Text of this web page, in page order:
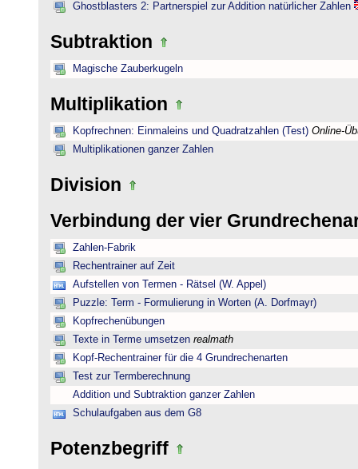
Ghostblasters 2: Partnerspiel zur Addition natürlicher Zahlen
Subtraktion
Magische Zauberkugeln
Multiplikation
Kopfrechnen: Einmaleins und Quadratzahlen (Test) Online-
Multiplikationen ganzer Zahlen
Division
Verbindung der vier
Zahlen-Fabrik
Rechentrainer auf Zeit
Aufstellen von Termen - Rätsel (W. Appel)
Puzzle: Term - Formulierung in Worten (A. Dorfmayr)
Kopfrechenübungen
Texte in Terme umsetzen realmath
Kopf-Rechentrainer für die 4 Grundrechenarten
Test zur Termberechnung
Addition und Subtraktion ganzer Zahlen
Schulaufgaben aus dem G8
Potenzbegriff